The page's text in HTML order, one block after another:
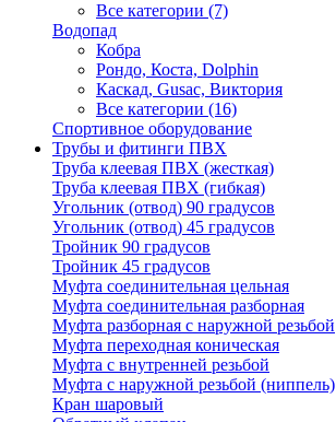
Все категории (7)
Водопад
Кобра
Рондо, Коста, Dolphin
Каскад, Gusac, Виктория
Все категории (16)
Спортивное оборудование
Трубы и фитинги ПВХ
Труба клеевая ПВХ (жесткая)
Труба клеевая ПВХ (гибкая)
Угольник (отвод) 90 градусов
Угольник (отвод) 45 градусов
Тройник 90 градусов
Тройник 45 градусов
Муфта соединительная цельная
Муфта соединительная разборная
Муфта разборная с наружной резьбой
Муфта переходная коническая
Муфта с внутренней резьбой
Муфта с наружной резьбой (ниппель)
Кран шаровый